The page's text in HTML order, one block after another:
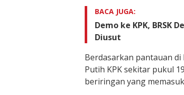
BACA JUGA:
Demo ke KPK, BRSK
Diusut
Berdasarkan pantauan di
Putih KPK sekitar pukul
beriringan yang